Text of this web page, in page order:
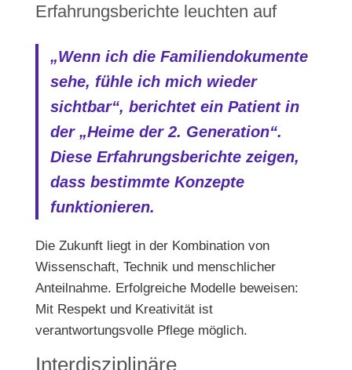
Erfahrungsberichte leuchten auf
„Wenn ich die Familiendokumente
sehe, fühle ich mich wieder
sichtbar“, berichtet ein Patient in
der „Heime der 2. Generation“.
Diese Erfahrungsberichtezeigen,
dass bestimmte Konzepte
funktionieren.
Die Zukunft liegt in der Kombination von
Wissenschaft, Technik und menschlicher
Anteilnahme. Erfolgreiche Modelle beweisen:
Mit Respekt und Kreativität ist
verantwortungsvolle Pflege möglich.
Interdisziplinäre